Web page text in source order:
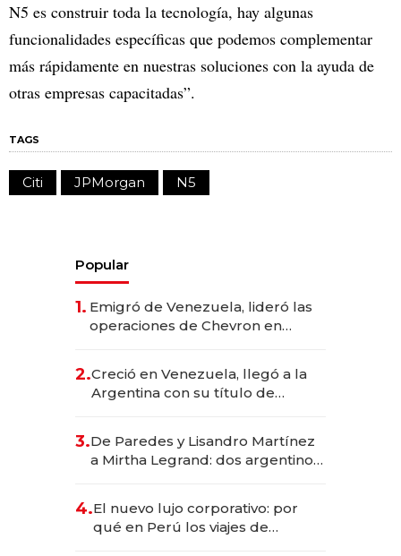
N5 es construir toda la tecnología, hay algunas
funcionalidades específicas que podemos complementar
más rápidamente en nuestras soluciones con la ayuda de
otras empresas capacitadas”.
TAGS
Citi JPMorgan N5
Popular
1. Emigró de Venezuela, lideró las
operaciones de Chevron en
2.Creció en Venezuela, llegó a la
Argentina con su título de
las marcas "fast premium"
3.De Paredes y Lisandro Martínez
a Mirtha Legrand: dos argentinos
4.El nuevo lujo corporativo: por
qué en Perú los viajes de